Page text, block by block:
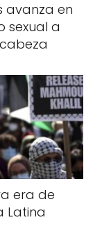
avanza en
sexual a
era de
Latina